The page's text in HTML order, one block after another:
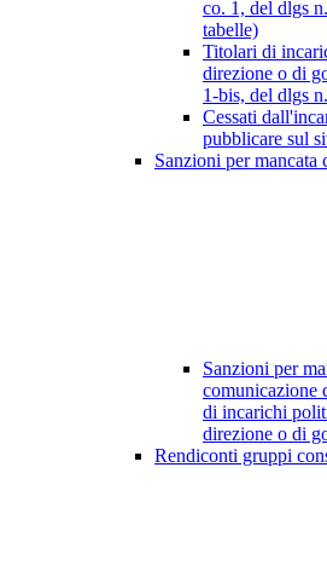
co. 1, del dlgs
tabelle)
Titolari di
direzione o di
1-bis, del dlgs
Cessati
pubblicare sul
Sanzioni per mancata
Sanzioni per
comunicazione
di incarichi
direzione o di
Rendiconti gruppi